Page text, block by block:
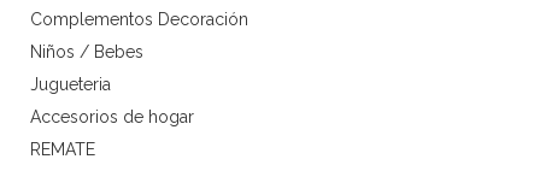
Complementos Decoración
Niños / Bebes
Jugueteria
Accesorios de hogar
REMATE